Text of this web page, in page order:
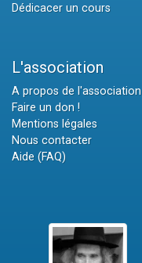
Dédicacer un cours
L'association
A propos de l'association
Faire un don !
Mentions légales
Nous contacter
Aide (FAQ)